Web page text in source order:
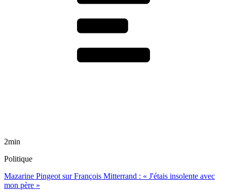
2min
Politique
Mazarine Pingeot sur François Mitterrand : « J'étais insolente avec
mon père »